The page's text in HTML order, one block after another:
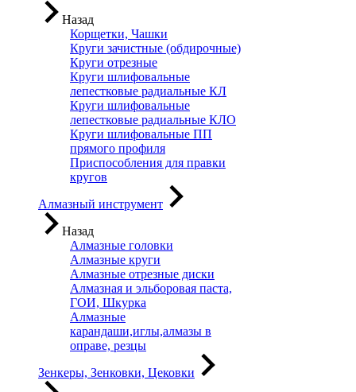
Назад
Корщетки, Чашки
Круги зачистные (обдирочные)
Круги отрезные
Круги шлифовальные
лепестковые радиальные КЛ
Круги шлифовальные
лепестковые радиальные КЛО
Круги шлифовальные ПП
прямого профиля
Приспособления для правки
кругов
Алмазный инструмент
Назад
Алмазные головки
Алмазные круги
Алмазные отрезные диски
Алмазная и эльборовая паста,
ГОИ, Шкурка
Алмазные
карандаши,иглы,алмазы в
оправе, резцы
Зенкеры, Зенковки, Цековки